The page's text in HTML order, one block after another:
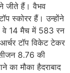
जीते हैं। वैभव
स्कोरर हैं। उन्होंने
वे 14 मैच में 583 रन
टॉप विकेट टेकर
8.76 की
मौका हैदराबाद